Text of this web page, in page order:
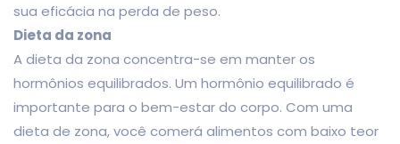
sua eficácia na perda de peso.
Dieta da zona
A dieta da zona concentra-se em manter os
hormônios equilibrados. Um hormônio equilibrado é
importante para o bem-estar do corpo. Com uma
dieta de zona, você comerá alimentos com baixo teor